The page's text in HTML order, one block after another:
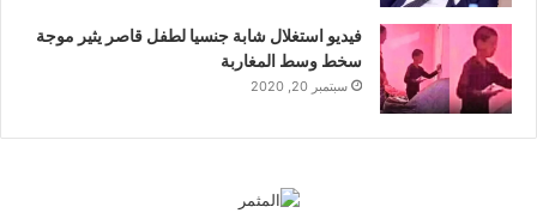
فيديو استغلال شابة جنسيا لطفل قاصر يثير موجة
سخط وسط المغاربة
سبتمبر 20, 2020